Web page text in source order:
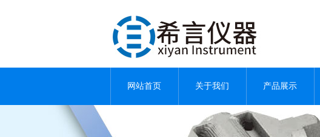
网站首页 关于我们 产品展示